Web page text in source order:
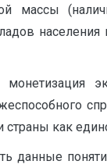
массы
как
данные